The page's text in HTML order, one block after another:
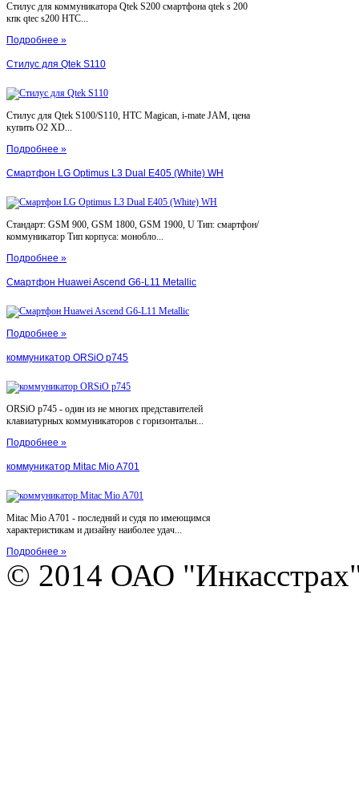
Стилус для коммуникатора Qtek S200 смартфона qtek s 200
кпк qtec s200 HTC...
Подробнее »
Стилус для Qtek S110
Стилус для Qtek S100/S110, HTC Magican, i-mate JAM, цена
купить O2 XD...
Подробнее »
Смартфон LG Optimus L3 Dual E405 (White) WH
Стандарт: GSM 900, GSM 1800, GSM 1900, U Тип: смартфон/
коммуникатор Тип корпуса: монобло...
Подробнее »
Смартфон Huawei Ascend G6-L11 Metallic
Подробнее »
коммуникатор ORSiO p745
ORSiO p745 - один из не многих представителей
клавиатурных коммуникаторов с горизонтальн...
Подробнее »
коммуникатор Mitac Mio A701
Mitac Mio A701 - последний и судя по имеющимся
характеристикам и дизайну наиболее удач...
Подробнее »
© 2014 ОАО